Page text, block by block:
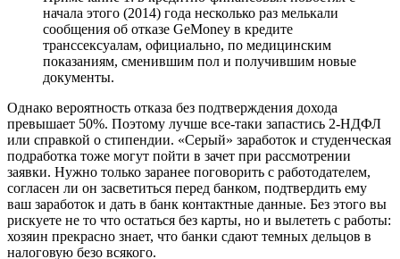
начала этого (2014) года несколько раз мелькали
сообщения об отказе GeMoney в кредите
транссексуалам, официально, по медицинским
показаниям, сменившим пол и получившим новые
документы.
Однако вероятность отказа без подтверждения дохода
превышает 50%. Поэтому лучше все-таки запастись 2-НДФЛ
или справкой о стипендии. «Серый» заработок и студенческая
подработка тоже могут пойти в зачет при рассмотрении
заявки. Нужно только заранее поговорить с работодателем,
согласен ли он засветиться перед банком, подтвердить ему
ваш заработок и дать в банк контактные данные. Без этого вы
рискуете не то что остаться без карты, но и вылететь с работы:
хозяин прекрасно знает, что банки сдают темных дельцов в
налоговую безо всякого.